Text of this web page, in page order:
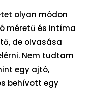
olyan módon
méretű és intíma
de olvasása
Nem tudtam
egy ajtó,
behívott egy